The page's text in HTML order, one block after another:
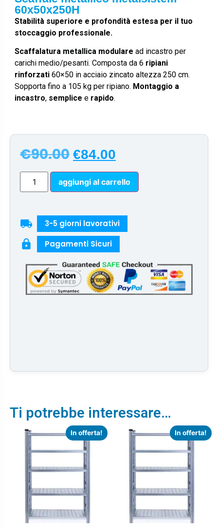
60x50x250H
Stabilità superiore e profondità estesa per il tuo
stoccaggio professionale.
Scaffalatura metallica modulare ad incastro per
carichi medio/pesanti. Composta da 6 ripiani
rinforzati 60×50 in acciaio zincato altezza 250 cm.
Sopporta fino a 105 kg per ripiano. Montaggio a
incastro, semplice e rapido.
€90.00 €84.00
aggiungi al carrello
local_shipping 3-5 giorni lavorativi
lock Pagamenti Sicuri
Ti potrebbe interessare…
In offerta! In offerta!